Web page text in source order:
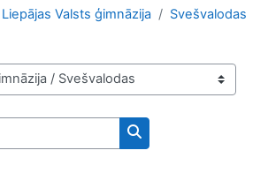
Liepājas Valsts ģimnāzija Svešvalodas
Meklēt kursus